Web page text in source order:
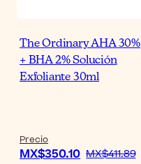
The Ordinary AHA 30%
+ BHA 2% Solución
Exfoliante 30ml
Precio
MX$350.10 MX$411.89